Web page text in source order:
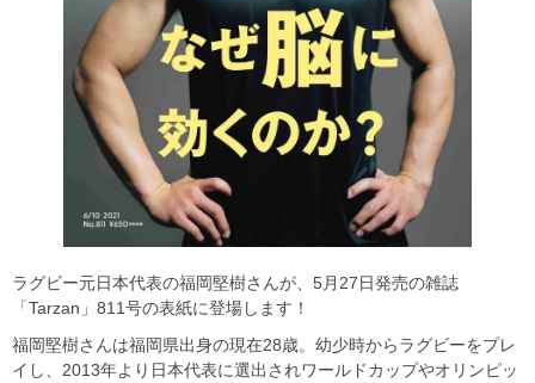
ラグビー元日本代表の福岡堅樹さんが、5月27日発売の雑誌
「Tarzan」811号の表紙に登場します！
福岡堅樹さんは福岡県出身の現在28歳。幼少時からラグビーをプレ
イし、2013年より日本代表に選出されワールドカップやオリンピッ